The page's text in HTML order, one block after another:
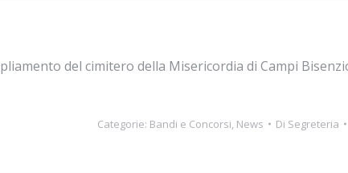
del cimitero della Misericordia di Campi
Categorie: Bandi e Concorsi, News Di Segreteria